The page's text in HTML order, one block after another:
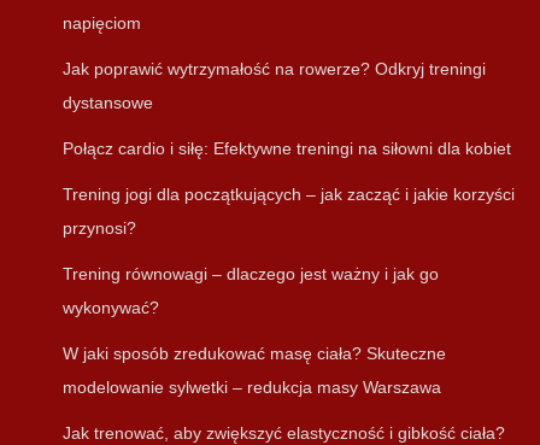
napięciom
Jak poprawić wytrzymałość na rowerze? Odkryj treningi
dystansowe
Połącz cardio i siłę: Efektywne treningi na siłowni dla kobiet
Trening jogi dla początkujących – jak zacząć i jakie korzyści
przynosi?
Trening równowagi – dlaczego jest ważny i jak go
wykonywać?
W jaki sposób zredukować masę ciała? Skuteczne
modelowanie sylwetki – redukcja masy Warszawa
Jak trenować, aby zwiększyć elastyczność i gibkość ciała?